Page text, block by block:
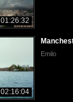
01:26:32
02:16:04
Emilo